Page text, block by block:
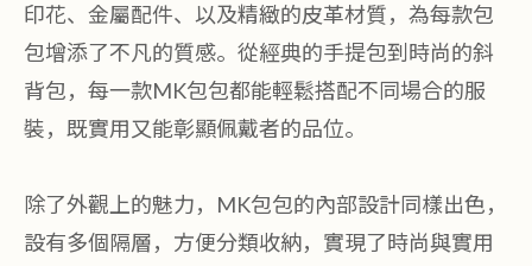
印花、金屬配件、以及精緻的皮革材質，為每款包
包增添了不凡的質感。從經典的手提包到時尚的斜
背包，每一款MK包包都能輕鬆搭配不同場合的服
裝，既實用又能彰顯佩戴者的品位。
除了外觀上的魅力，MK包包的內部設計同樣出色，
設有多個隔層，方便分類收納，實現了時尚與實用